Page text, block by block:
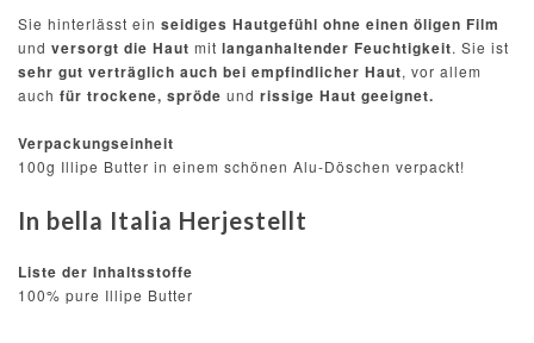
Sie hinterlässt ein seidiges Hautgefühl ohne einen öligen Film
und versorgt die Haut mit langanhaltender Feuchtigkeit. Sie ist
sehr gut verträglich auch bei empfindlicher Haut, vor allem
auch für trockene, spröde und rissige Haut geeignet.
Verpackungseinheit
100g Illipe Butter in einem schönen Alu-Döschen verpackt!
In bella Italia Herjestellt
Liste der Inhaltsstoffe
100% pure Illipe Butter